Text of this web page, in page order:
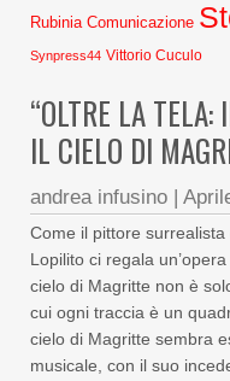
Rubinia Comunicazione
Synpress44 Vittorio Cuculo
“OLTRE LA
IL CIELO DI
andrea infusino |
Come il pittore
Lopilito ci regala
cielo di Magritte non è
cui ogni traccia è un
cielo di Magritte sembra
musicale, con il suo